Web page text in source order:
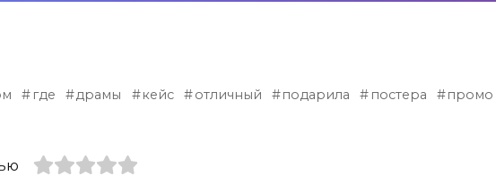
где драмы кейс отличный подарила постера
промо